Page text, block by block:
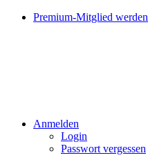
Premium-Mitglied werden
Anmelden
Login
Passwort vergessen